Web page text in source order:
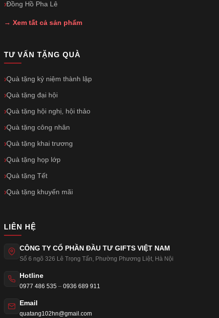
Đồng Hồ Pha Lê
→ Xem tất cả sản phẩm
TƯ VẤN TẶNG QUÀ
Quà tặng kỷ niệm thành lập
Quà tặng đại hội
Quà tặng hội nghị, hội thảo
Quà tặng công nhân
Quà tặng khai trương
Quà tặng họp lớp
Quà tặng Tết
Quà tặng khuyến mãi
LIÊN HỆ
CÔNG TY CỔ PHẦN ĐẦU TƯ GIFTS VIỆT NAM
Số 6 ngõ 326 Lê Trọng Tấn, Phường Phương Liệt, Hà Nội
Hotline
0977 486 535 – 0936 689 911
Email
quatang102hn@gmail.com